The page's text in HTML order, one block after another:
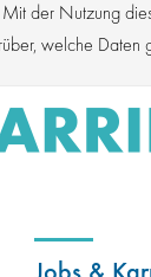
der Nutzung
welche Daten
Jobs &